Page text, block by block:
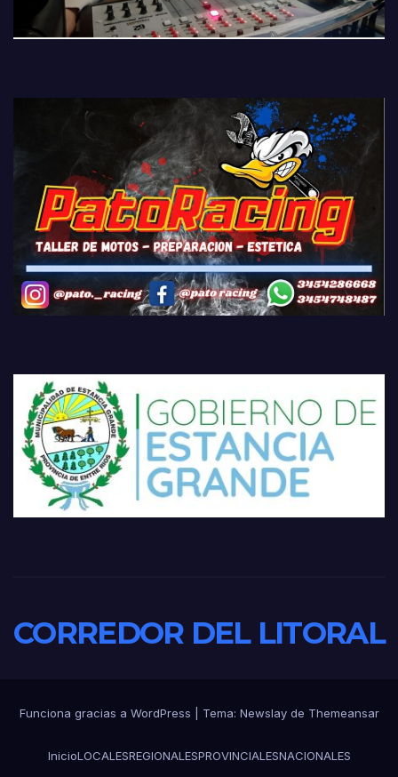
CORREDOR DEL LITORAL
Funciona gracias a WordPress Tema: Newslayde Themeansar
InicioLOCALESREGIONALESPROVINCIALESNACIONALES